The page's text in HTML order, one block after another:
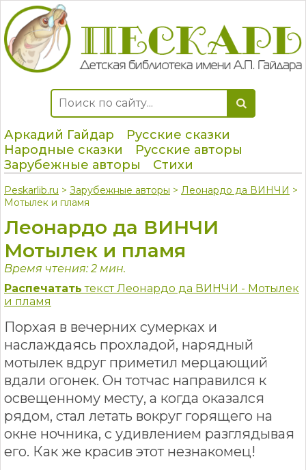
Аркадий Гайдар
Русские сказки
Народные сказки
Русские авторы
Зарубежные авторы
Стихи
Peskarlib.ru > Зарубежные авторы > Леонардо да ВИНЧИ >
Мотылек и пламя
Леонардо да ВИНЧИ
Мотылек и пламя
Время чтения: 2 мин.
Распечатать текст Леонардо да ВИНЧИ - Мотылек
и пламя
Порхая в вечерних сумерках и
наслаждаясь прохладой, нарядный
мотылек вдруг приметил мерцающий
вдали огонек. Он тотчас направился к
освещенному месту, а когда оказался
рядом, стал летать вокруг горящего на
окне ночника, с удивлением разглядывая
его. Как же красив этот незнакомец!